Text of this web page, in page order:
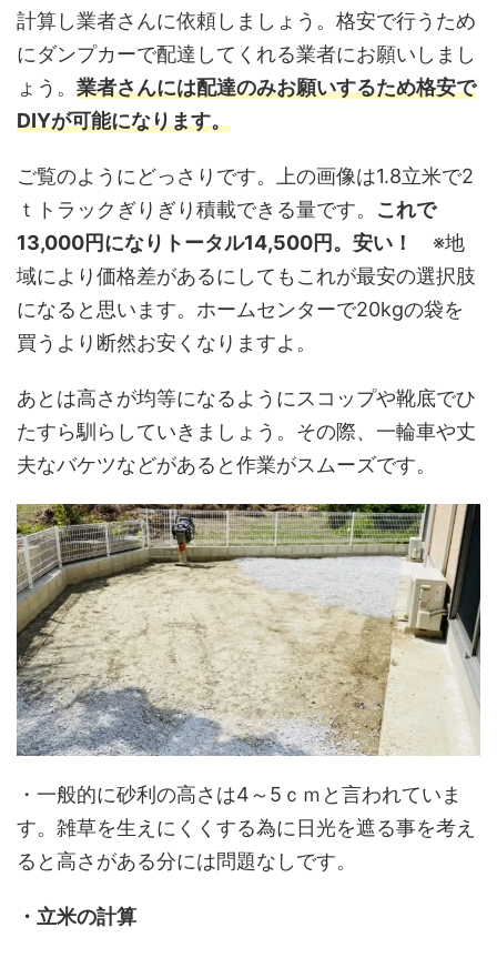
計算し業者さんに依頼しましょう。格安で行うため
にダンプカーで配達してくれる業者にお願いしまし
ょう。 業者さんには配達のみお願いするため格安で
DIYが可能になります。
ご覧のようにどっさりです。上の画像は1.8立米で2
ｔトラックぎりぎり積載できる量です。 これで
13,000円になりトータル14,500円。安い！
※地
域により価格差があるにしてもこれが最安の選択肢
になると思います。ホームセンターで20kgの袋を
買うより断然お安くなりますよ。
あとは高さが均等になるようにスコップや靴底でひ
たすら馴らしていきましょう。 その際、一輪車や丈
夫なバケツなどがあると作業がスムーズです。
・一般的に砂利の高さは4～5ｃｍと言われていま
す。雑草を生えにくくする為に日光を遮る事を考え
ると高さがある分には問題なしです。
・立米の計算